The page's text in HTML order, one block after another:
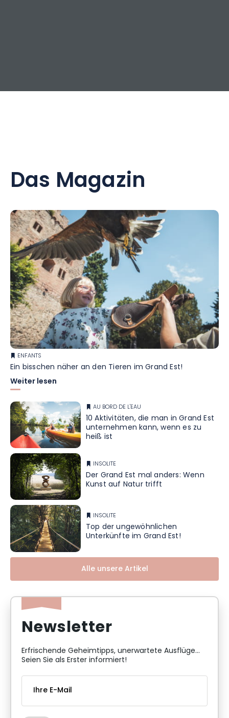
Das Magazin
ENFANTS
Ein bisschen näher an den Tieren im Grand Est!
Weiter lesen
AU BORD DE L'EAU
10 Aktivitäten, die man in Grand Est
unternehmen kann, wenn es zu
heiß ist
INSOLITE
Der Grand Est mal anders: Wenn
Kunst auf Natur trifft
INSOLITE
Top der ungewöhnlichen
Unterkünfte im Grand Est!
Alle unsere Artikel
Newsletter
Erfrischende Geheimtipps, unerwartete Ausflüge...
Seien Sie als Erster informiert!